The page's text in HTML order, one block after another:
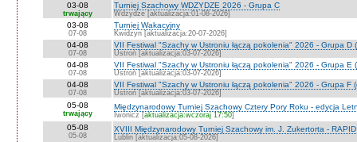
03-08
trwający
Turniej Szachowy WDZYDZE 2026 - Grupa C
Wdzydze [aktualizacja:01-08-2026]
03-08
07-08
Turniej Wakacyjny
Kwidzyn [aktualizacja:20-07-2026]
04-08
07-08
VII Festiwal "Szachy w Ustroniu łączą pokolenia" 2026 - Grupa D
Ustroń [aktualizacja:03-07-2026]
04-08
07-08
VII Festiwal "Szachy w Ustroniu łączą pokolenia" 2026 - Grupa E
Ustroń [aktualizacja:03-07-2026]
04-08
07-08
VII Festiwal "Szachy w Ustroniu łączą pokolenia" 2026 - Grupa F
Ustroń [aktualizacja:03-07-2026]
05-08
trwający
Międzynarodowy Turniej Szachowy Cztery Pory Roku - edycja
Iwonicz [aktualizacja:wczoraj 17:50]
05-08
05-08
XVIII Międzynarodowy Turniej Szachowy im. J. Zukertorta -
Lublin [aktualizacja:05-08-2026]